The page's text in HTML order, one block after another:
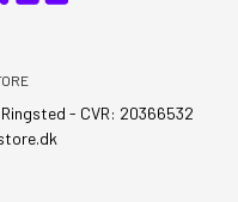
Ringsted - CVR: 20366532